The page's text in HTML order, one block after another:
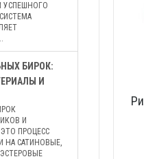
УСПЕШНОГО
БИРОК:
И
И
ПРОЦЕСС
НА САТИНОВЫЕ,